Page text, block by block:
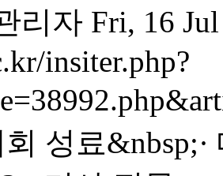
리자 Fri, 16
insiter.php?
성료